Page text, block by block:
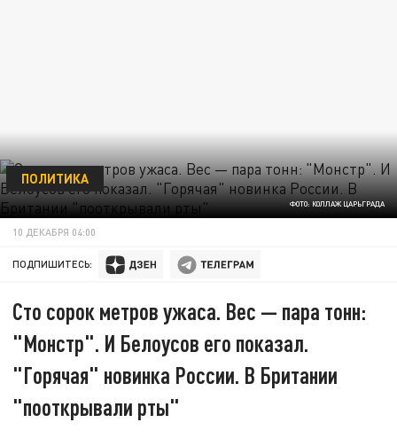
ФОТО: КОЛЛАЖ ЦАРЬГРАДА
ПОЛИТИКА
10 ДЕКАБРЯ 04:00
ПОДПИШИТЕСЬ:
Сто сорок метров ужаса. Вес — пара тонн:
"Монстр". И Белоусов его показал.
"Горячая" новинка России. В Британии
"пооткрывали рты"